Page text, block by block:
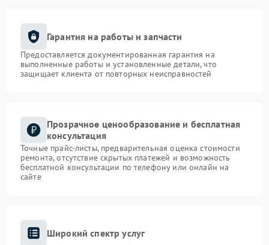
Гарантия на работы и запчасти
Предоставляется документированная гарантия на
выполненные работы и установленные детали, что
защищает клиента от повторных неисправностей
Прозрачное ценообразование и бесплатная
консультация
Точные прайс-листы, предварительная оценка стоимости
ремонта, отсутствие скрытых платежей и возможность
бесплатной консультации по телефону или онлайн на
сайте
Широкий спектр услуг